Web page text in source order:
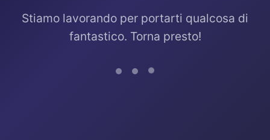
Stiamo lavorando per portarti qualcosa di
fantastico. Torna presto!